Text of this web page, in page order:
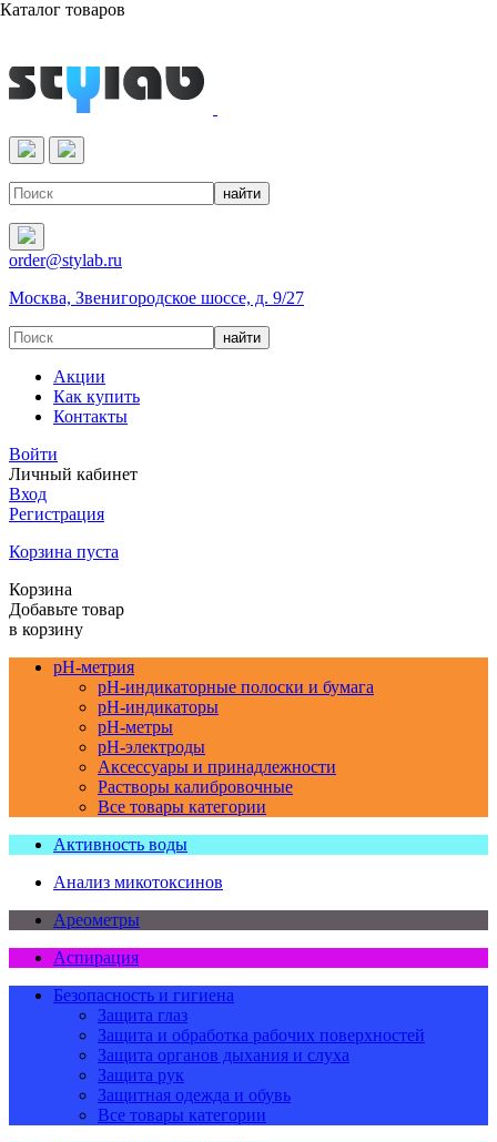
Реактивы & Оборудование
order@stylab.ru
Москва, Звенигородское шоссе, д. 9/27
Акции
Как купить
Контакты
Войти
Личный кабинет
Вход
Регистрация
Корзина пуста
Корзина
Добавьте товар
в корзину
pH-метрия
pH-индикаторные полоски и бумага
pH-индикаторы
pH-метры
pH-электроды
Аксессуары и принадлежности
Растворы калибровочные
Все товары категории
Активность воды
Анализ микотоксинов
Ареометры
Аспирация
Безопасность и гигиена
Защита глаз
Защита и обработка рабочих поверхностей
Защита органов дыхания и слуха
Защита рук
Защитная одежда и обувь
Все товары категории
Каталог товаров